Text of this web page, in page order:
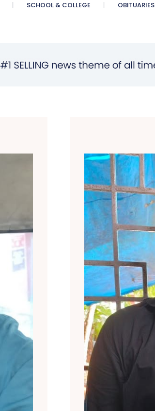
SCHOOL & COLLEGE OBITUARIES